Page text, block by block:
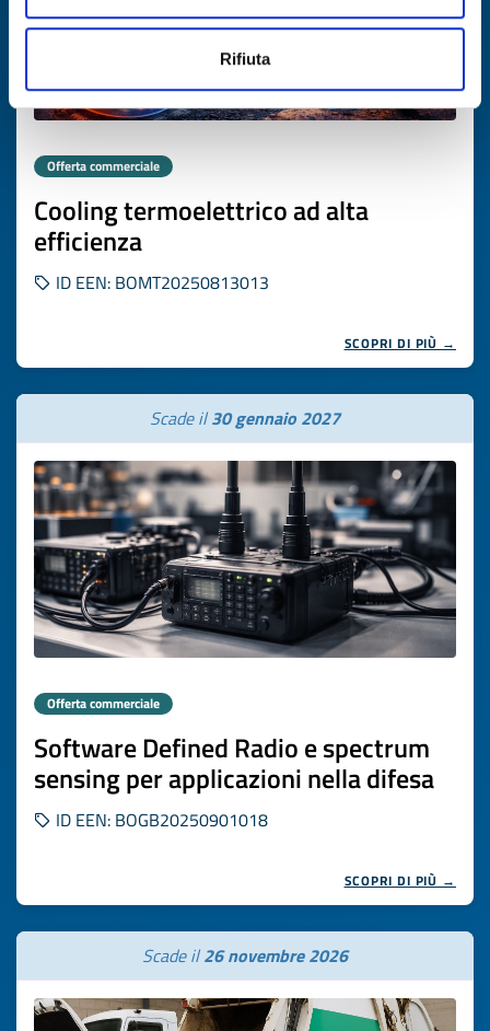
Rifiuta
Offerta commerciale
Cooling termoelettrico ad alta
efficienza
ID EEN: BOMT20250813013
SCOPRI DI PIÙ →
Scade il30 gennaio 2027
Offerta commerciale
Software Defined Radio e spectrum
sensing per applicazioni nella difesa
ID EEN: BOGB20250901018
SCOPRI DI PIÙ →
Scade il26 novembre 2026